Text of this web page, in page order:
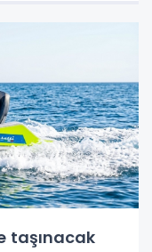
taşınacak